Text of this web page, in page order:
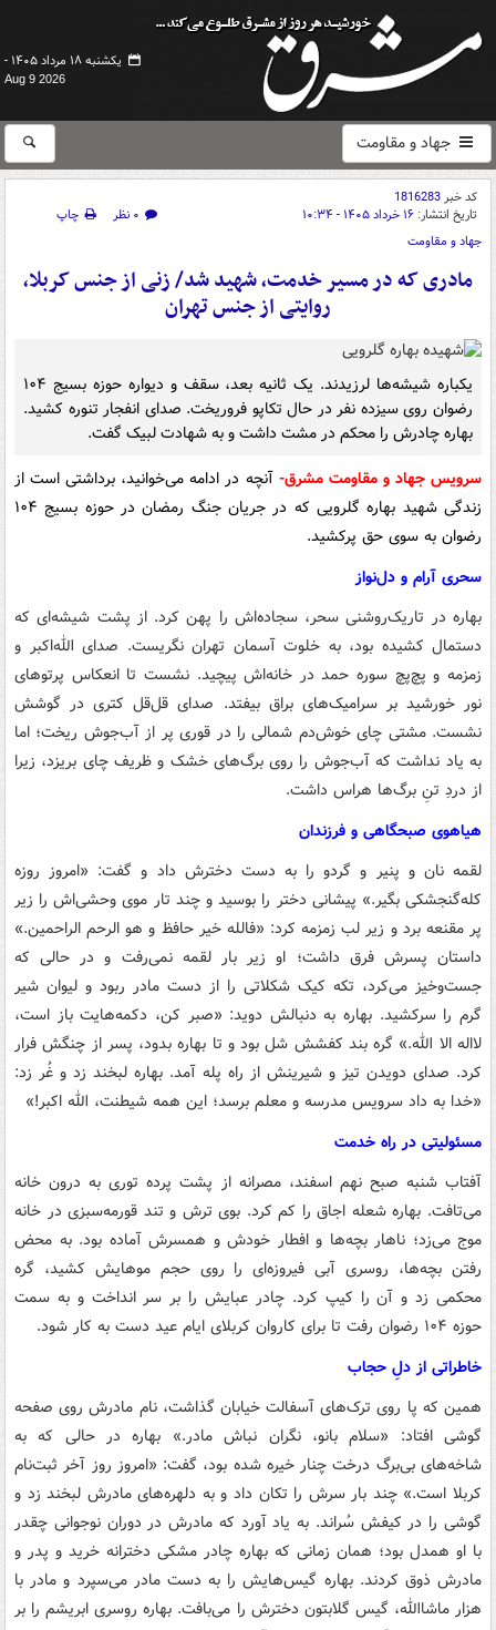
یکشنبه ۱۸ مرداد ۱۴۰۵ -
Aug 9 2026
جهاد و مقاومت
کد خبر1816283
تاریخ انتشار: ۱۶ خرداد ۱۴۰۵ - ۱۰:۳۴ ۰ نظر
چاپ
جهاد و مقاومت
مادری که در مسیر خدمت، شهید شد/ زنی از جنس کربلا،
روایتی از جنس تهران
یکباره شیشه‌ها لرزیدند. یک ثانیه بعد، سقف و دیواره حوزه بسیج ۱۰۴
رضوان روی سیزده نفر در حال تکاپو فروریخت. صدای انفجار تنوره کشید.
بهاره چادرش را محکم در مشت داشت و به شهادت لبیک گفت.
سرویس جهاد و مقاومت مشرق-آنچه در ادامه می‌خوانید، برداشتی است از
زندگی شهید بهاره گلرویی که در جریان جنگ رمضان در حوزه بسیج ۱۰۴
رضوان به سوی حق پرکشید.
سحری آرام و دل‌نواز
بهاره در تاریک‌روشنی سحر، سجاده‌اش را پهن کرد. از پشت شیشه‌ای که
دستمال کشیده بود، به خلوت آسمان تهران نگریست. صدای الله‌اکبر و
زمزمه و پچ‌پچ سوره حمد در خانه‌اش پیچید. نشست تا انعکاس پرتوهای
نور خورشید بر سرامیک‌های براق بیفتد. صدای قل‌قل کتری در گوشش
نشست. مشتی چای خوش‌دم شمالی را در قوری پر از آب‌جوش ریخت؛ اما
به یاد نداشت که آب‌جوش را روی برگ‌های خشک و ظریف چای بریزد، زیرا
از دردِ تنِ برگ‌ها هراس داشت.
هیاهوی صبحگاهی و فرزندان
لقمه نان و پنیر و گردو را به دست دخترش داد و گفت: «امروز روزه
کله‌گنجشکی بگیر.» پیشانی دختر را بوسید و چند تار موی وحشی‌اش را زیر
پر مقنعه برد و زیر لب زمزمه کرد: «فالله خیر حافظ و هو الرحم الراحمین.»
داستان پسرش فرق داشت؛ او زیر بار لقمه نمی‌رفت و در حالی که
جست‌وخیز می‌کرد، تکه کیک شکلاتی را از دست مادر ربود و لیوان شیر
گرم را سرکشید. بهاره به دنبالش دوید: «صبر کن، دکمه‌هایت باز است،
لااله الا الله.» گره بند کفشش شل بود و تا بهاره بدود، پسر از چنگش فرار
کرد. صدای دویدن تیز و شیرینش از راه پله آمد. بهاره لبخند زد و غُر زد:
«خدا به داد سرویس مدرسه و معلم برسد؛ این همه شیطنت، الله اکبر!»
مسئولیتی در راه خدمت
آفتاب شنبه صبح نهم اسفند، مصرانه از پشت پرده توری به درون خانه
می‌تافت. بهاره شعله اجاق را کم کرد. بوی ترش و تند قورمه‌سبزی در خانه
موج می‌زد؛ ناهار بچه‌ها و افطار خودش و همسرش آماده بود. به محض
رفتن بچه‌ها، روسری آبی فیروزه‌ای را روی حجم موهایش کشید، گره
محکمی زد و آن را کیپ کرد. چادر عبایش را بر سر انداخت و به سمت
حوزه ۱۰۴ رضوان رفت تا برای کاروان کربلای ایام عید دست به کار شود.
خاطراتی از دلِ حجاب
همین که پا روی ترک‌های آسفالت خیابان گذاشت، نام مادرش روی صفحه
گوشی افتاد: «سلام بانو، نگران نباش مادر.» بهاره در حالی که به
شاخه‌های بی‌برگ درخت چنار خیره شده بود، گفت: «امروز روز آخر ثبت‌نام
کربلا است.» چند بار سرش را تکان داد و به دلهره‌های مادرش لبخند زد و
گوشی را در کیفش سُراند. به یاد آورد که مادرش در دوران نوجوانی چقدر
با او همدل بود؛ همان زمانی که بهاره چادر مشکی دخترانه خرید و پدر و
مادرش ذوق کردند. بهاره گیس‌هایش را به دست مادر می‌سپرد و مادر با
هزار ماشاالله، گیس گلابتون دخترش را می‌بافت. بهاره روسری ابریشم را بر